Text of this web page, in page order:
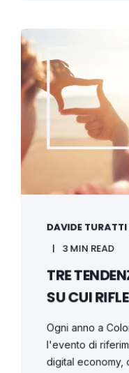
DAVIDE TURATTI
3 MIN READ
TRE
SU CUI
Ogni anno a
l'evento di
digital economy,